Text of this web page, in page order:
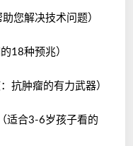
您解决技术问题）
18种预兆）
抗肿瘤的有力武器）
适合3-6岁孩子看的